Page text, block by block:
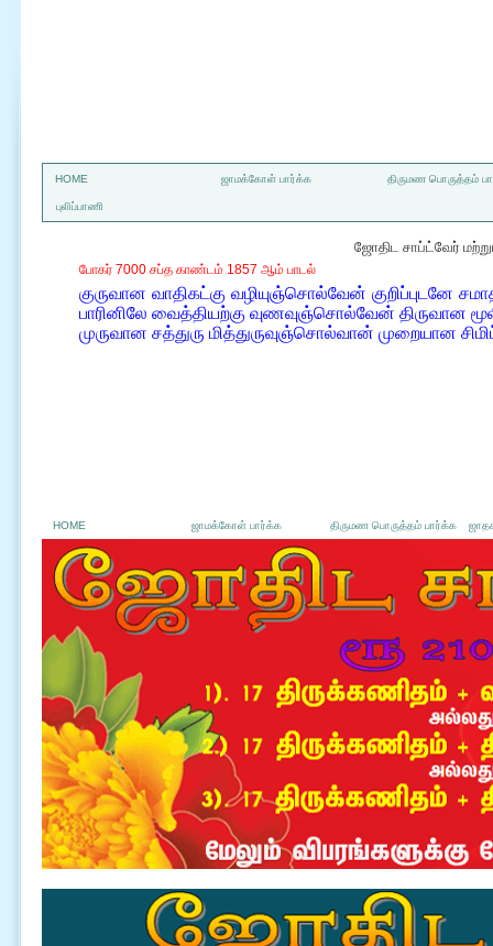
HOME ஜாமக்கோள் பார்க்க திருமண பொருத்தம்
புலிப்பாணி
ஜோதிட சாப்ட்வேர்
போகர் 7000 சப்த காண்டம் 1857 ஆம் பாடல்
குருவான வாதிகட்கு வழியுஞ்சொல்வேன் குறிப்புடனே
பாரினிலே வைத்தியற்கு வுணவுஞ்சொல்வேன் திருவான
முருவான சத்துரு மித்துருவுஞ்சொல்வான் முறையான
HOME ஜாமக்கோள் பார்க்க திருமண பொருத்தம் பார்க்க